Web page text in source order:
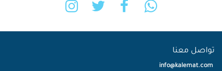
تواصل معنا
info@kalemat.com